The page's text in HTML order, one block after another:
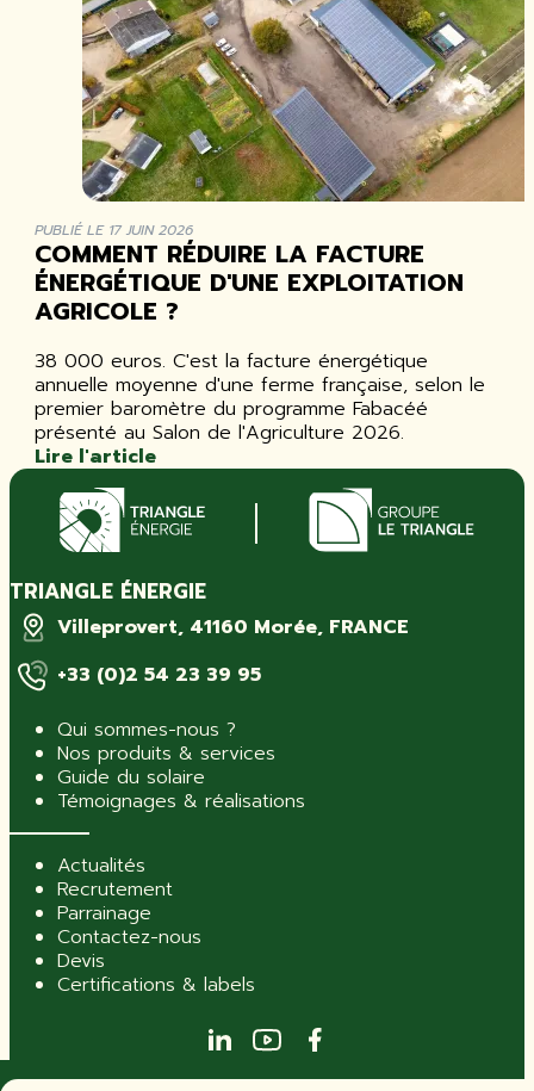
PUBLIÉ LE 17 JUIN 2026
COMMENT RÉDUIRE LA FACTURE
ÉNERGÉTIQUE D'UNE EXPLOITATION
AGRICOLE ?
38 000 euros. C'est la facture énergétique
annuelle moyenne d'une ferme française, selon le
premier baromètre du programme Fabacéé
présenté au Salon de l'Agriculture 2026.
Lire l'article
TRIANGLE ÉNERGIE
Villeprovert, 41160 Morée, FRANCE
+33 (0)2 54 23 39 95
Qui sommes-nous ?
Nos produits & services
Guide du solaire
Témoignages & réalisations
Actualités
Recrutement
Parrainage
Contactez-nous
Devis
Certifications & labels